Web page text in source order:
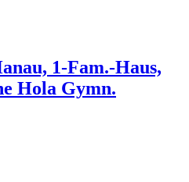
1-Fam.-Haus,
Hola Gymn.